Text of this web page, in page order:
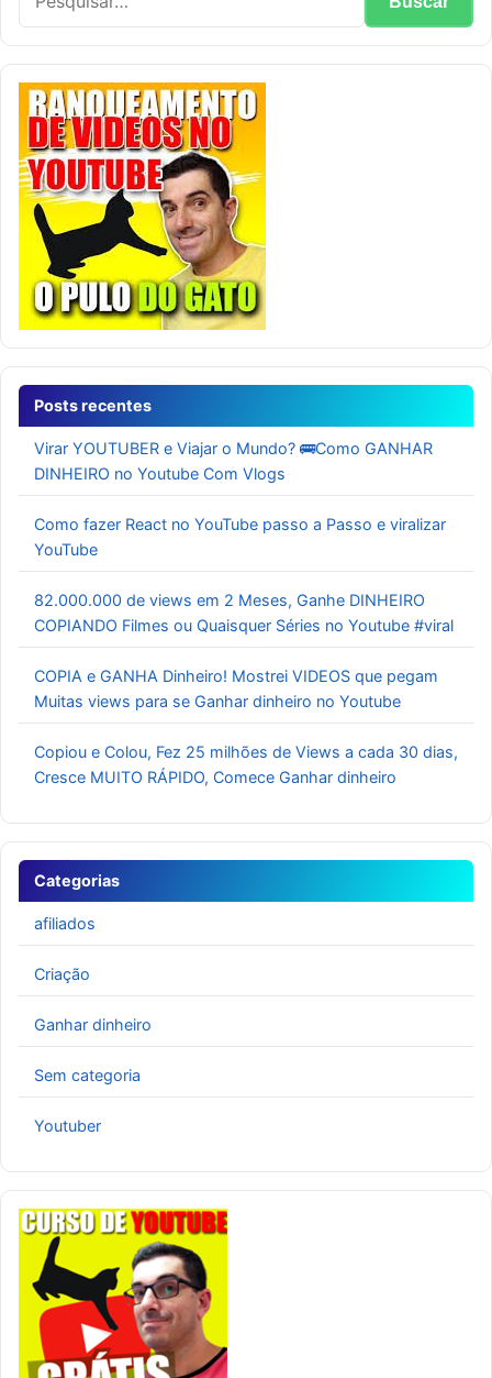
Posts recentes
Virar YOUTUBER e Viajar o Mundo? 🚌Como GANHAR
DINHEIRO no Youtube Com Vlogs
Como fazer React no YouTube passo a Passo e viralizar
YouTube
82.000.000 de views em 2 Meses, Ganhe DINHEIRO
COPIANDO Filmes ou Quaisquer Séries no Youtube #viral
COPIA e GANHA Dinheiro! Mostrei VIDEOS que pegam
Muitas views para se Ganhar dinheiro no Youtube
Copiou e Colou, Fez 25 milhões de Views a cada 30 dias,
Cresce MUITO RÁPIDO, Comece Ganhar dinheiro
Categorias
afiliados
Criação
Ganhar dinheiro
Sem categoria
Youtuber